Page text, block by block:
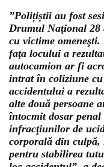
”Polițiștii au fost
Drumul Naţional 28
cu victime
faţa locului a
autocamion ar fi
intrat în coliziune
accidentului a
alte două persoane
întocmit dosar
infracţiunilor de
corporală din culpă,
pentru stabilirea